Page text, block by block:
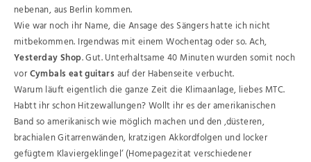
nebenan, aus Berlin kommen.
Wie war noch ihr Name, die Ansage des Sängers hatte ich nicht
mitbekommen. Irgendwas mit einem Wochentag oder so. Ach,
Yesterday Shop. Gut. Unterhaltsame 40 Minuten wurden somit noch
vorCymbals eat guitars auf der Habenseite verbucht.
Warum läuft eigentlich die ganze Zeit die Klimaanlage, liebes MTC.
Habtt ihr schon Hitzewallungen? Wollt ihr es der amerikanischen
Band so amerikanisch wie möglich machen und den ‚düsteren,
brachialen Gitarrenwänden, kratzigen Akkordfolgen und locker
gefügtem Klaviergeklingel‘ (Homepagezitat verschiedener